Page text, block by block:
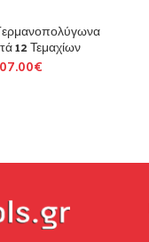
12 Τεμαχίων
€